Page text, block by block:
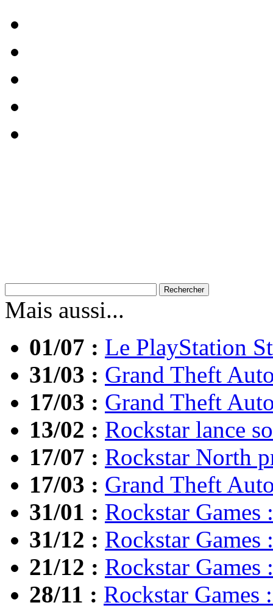
Mais aussi...
01/07 : Le PlayStation
31/03 : Grand Theft
17/03 : Grand Theft
13/02 : Rockstar lance
17/07 : Rockstar North
17/03 : Grand Theft
31/01 : Rockstar Games
31/12 : Rockstar Games
21/12 : Rockstar Games
28/11 : Rockstar